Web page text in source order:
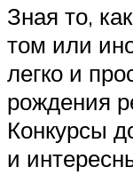
Зная то,
том или
легко и
рождения
Конкурсы
и